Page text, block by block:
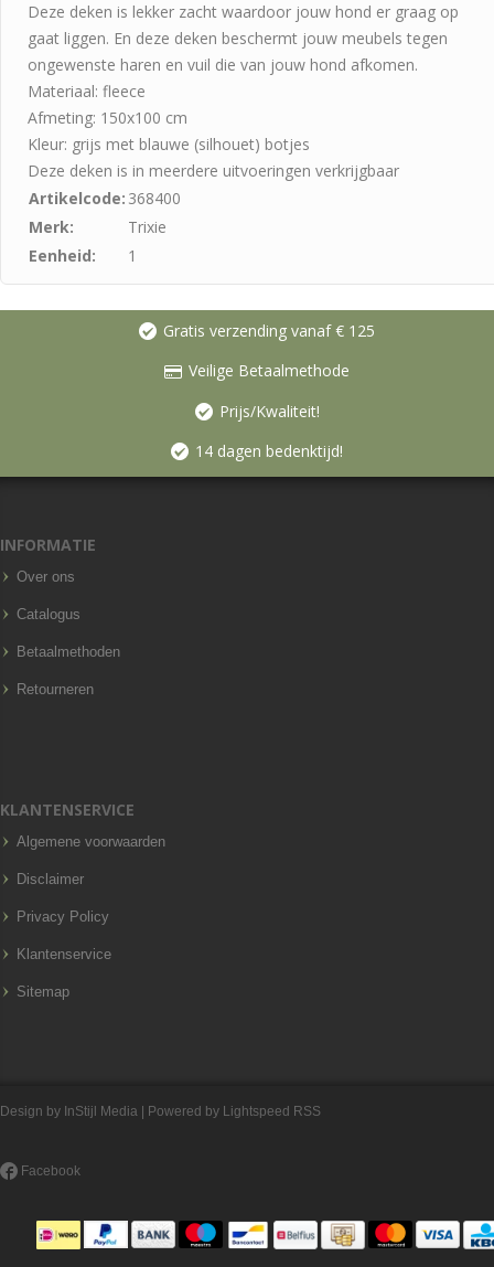
Deze deken is lekker zacht waardoor jouw hond er graag op
gaat liggen. En deze deken beschermt jouw meubels tegen
ongewenste haren en vuil die van jouw hond afkomen.
Materiaal: fleece
Afmeting: 150x100 cm
Kleur: grijs met blauwe (silhouet) botjes
Deze deken is in meerdere uitvoeringen verkrijgbaar
Artikelcode: 368400
Merk:
Trixie
Eenheid:
1
Gratis verzending vanaf € 125
Veilige Betaalmethode
Prijs/Kwaliteit!
14 dagen bedenktijd!
INFORMATIE
Over ons
Catalogus
Betaalmethoden
Retourneren
KLANTENSERVICE
Algemene voorwaarden
Disclaimer
Privacy Policy
Klantenservice
Sitemap
Design by InStijl Media | Powered by Lightspeed RSS
Facebook